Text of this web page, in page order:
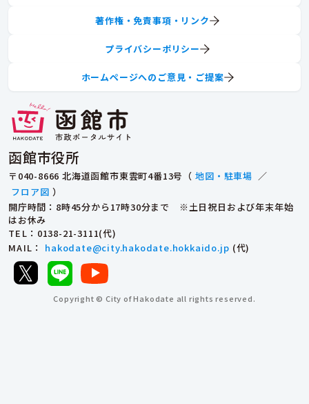
函館市役所
〒040-8666 北海道函館市東雲町4番13号（ 地図・駐車場 ／
フロア図 ）
開庁時間：8時45分から17時30分まで ※土日祝日および年末年始
はお休み
TEL ：0138-21-3111(代)
MAIL ： hakodate@city.hakodate.hokkaido.jp (代)
著作権・免責事項・リンク
プライバシーポリシー
ホームページへのご意見・ご提案
Copyright © City of Hakodate all rights reserved.